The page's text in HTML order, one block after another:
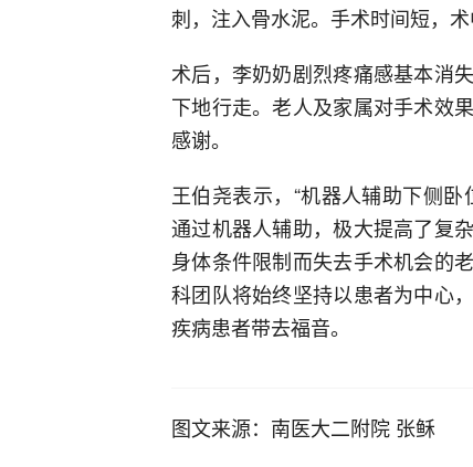
刺，注入骨水泥。手术时间短，
术后，李奶奶剧烈疼痛感基本消
下地行走。老人及家属对手术效
感谢。
王伯尧表示，“机器人辅助下侧卧
通过机器人辅助，极大提高了复
身体条件限制而失去手术机会的
科团队将始终坚持以患者为中心
疾病患者带去福音。
图文来源：南医大二附院 张稣